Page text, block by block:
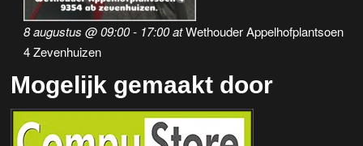
8 augustus @ 09:00- 17:00atWethouder Appelhofplantsoen
4 Zevenhuizen
Mogelijk gemaakt door